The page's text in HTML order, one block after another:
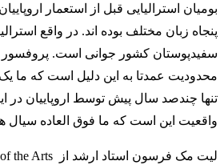
بومیان استرالیایی قبل از استعمار
پنجاه زبان مختلف بوده اند. در واقع
سفیدپوستان کشور جوانی است.
محدودیت عمدتا به این دلیل است که ما
تنها چندصد سال پیش توسط اروپاییان در
واقعیت این است که ما فوق العاده سیال